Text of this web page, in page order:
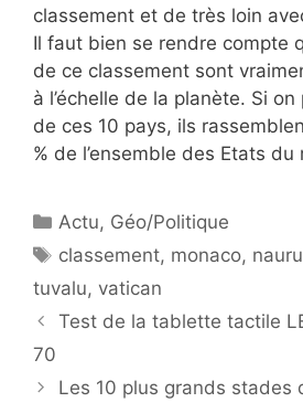
classement et de très loin
Il faut bien se rendre compte
de ce classement sont
à l’échelle de la planète. Si on
de ces 10 pays, ils
% de l’ensemble des Etats du
Catégories
Actu, Géo/Politique
Étiquettes
classement, monaco, nauru
tuvalu, vatican
Test de la tablette tactile
70
Les 10 plus grands stades